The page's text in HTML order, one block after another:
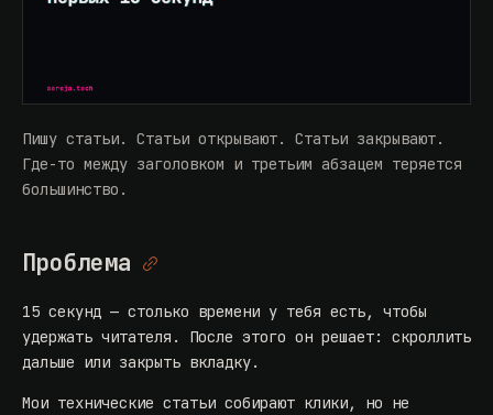
Пишу статьи. Статьи открывают. Статьи закрывают.
Где-то между заголовком и третьим абзацем теряется
большинство.
Проблема
15 секунд — столько времени у тебя есть, чтобы
удержать читателя. После этого он решает: скроллить
дальше или закрыть вкладку.
Мои технические статьи собирают клики, но не